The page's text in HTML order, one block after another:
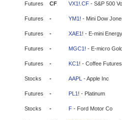
Futures CF VX1!.CF - S&P 500
Futures - YM1! - Mini Dow
Futures - XAE1! - E-mini
Futures - MGC1! - E-micro
Futures - KC1! - Coffee Futures
Stocks - AAPL - Apple Inc
Futures - PL1! - Platinum
Stocks - F - Ford Motor Co